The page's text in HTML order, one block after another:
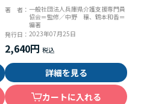
著 者： 一般社団法人兵庫県介護支援専門員
協会＝監修／中野 穣、鶴本和香＝
編著
発行日： 2023年07月25日
2,640円
詳細を見る
カートに入れる